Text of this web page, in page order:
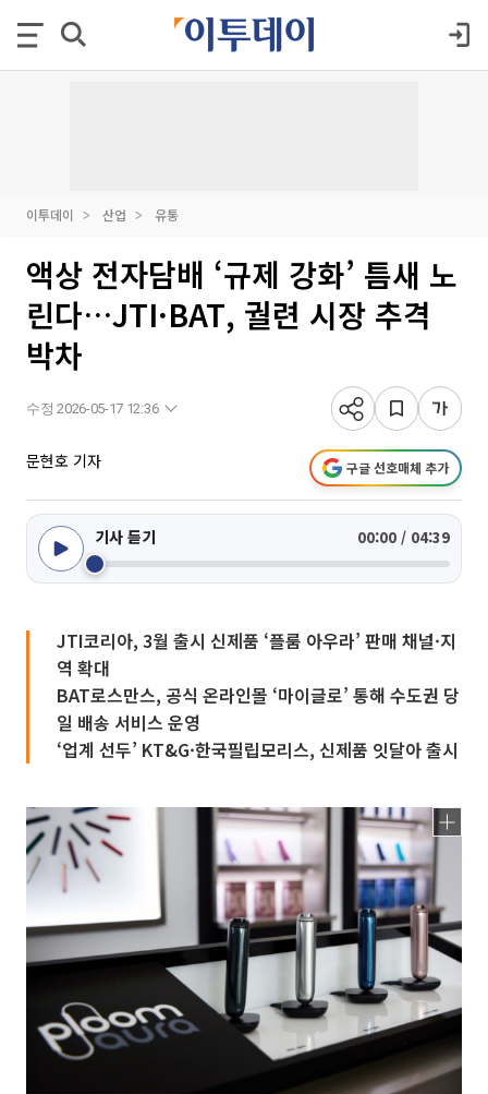
이투데이 산업 유통
액상 전자담배 ‘규제 강화’ 틈새 노
린다…JTI·BAT, 궐련 시장 추격
박차
수정 2026-05-17 12:36
문현호 기자 구글 선호매체 추가
기사 듣기 00:00 / 04:39
JTI코리아, 3월 출시 신제품 ‘플룸 아우라’ 판매 채널·지
역 확대
BAT로스만스, 공식 온라인몰 ‘마이글로’ 통해 수도권 당
일 배송 서비스 운영
‘업계 선두’ KT&G·한국필립모리스, 신제품 잇달아 출시